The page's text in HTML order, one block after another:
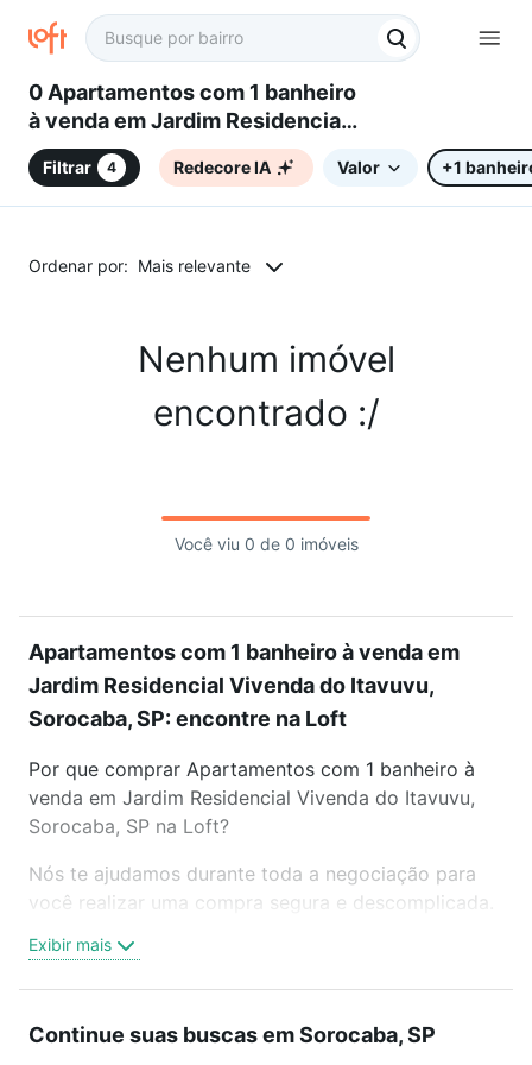
0 Apartamentos com 1 banheiro
à venda em Jardim Residencial
Vivenda do Itavuvu, Sorocaba,
SPFiltrar 4 Redecore IA Valor +1
Ordenar por: Mais relevante
Nenhum imóvel
encontrado :/
Você viu 0 de 0 imóveis
Apartamentos com 1 banheiro à venda em
Jardim Residencial Vivenda do Itavuvu,
Sorocaba, SP: encontre na Loft
Por que comprar Apartamentos com 1 banheiro à
venda em Jardim Residencial Vivenda do Itavuvu,
Sorocaba, SP na Loft?
Nós te ajudamos durante toda a negociação para
você realizar uma compra segura e descomplicada.
trabalho e do metrô, aqui você vai encontrar a
oferta ideal de Apartamentos com 1 banheiro à
Sorocaba, SP para conquistar seu sonho. Agende
Exibir mais
Continue suas buscas em Sorocaba, SP